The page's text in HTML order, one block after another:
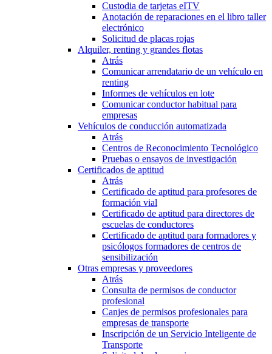
Custodia de tarjetas eITV
Anotación de reparaciones en el libro taller
electrónico
Solicitud de placas rojas
Alquiler, renting y grandes flotas
Atrás
Comunicar arrendatario de un vehículo en
renting
Informes de vehículos en lote
Comunicar conductor habitual para
empresas
Vehículos de conducción automatizada
Atrás
Centros de Reconocimiento Tecnológico
Pruebas o ensayos de investigación
Certificados de aptitud
Atrás
Certificado de aptitud para profesores de
formación vial
Certificado de aptitud para directores de
escuelas de conductores
Certificado de aptitud para formadores y
psicólogos formadores de centros de
sensibilización
Otras empresas y proveedores
Atrás
Consulta de permisos de conductor
profesional
Canjes de permisos profesionales para
empresas de transporte
Inscripción de un Servicio Inteligente de
Transporte